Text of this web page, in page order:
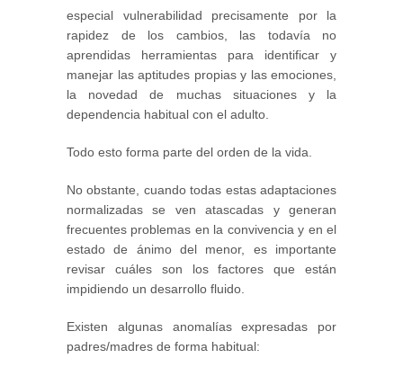
especial vulnerabilidad precisamente por la
rapidez de los cambios, las todavía no
aprendidas herramientas para identificar y
manejar las aptitudes propias y las emociones,
la novedad de muchas situaciones y la
dependencia habitual con el adulto.
Todo esto forma parte del orden de la vida.
No obstante, cuando todas estas adaptaciones
normalizadas se ven atascadas y generan
frecuentes problemas en la convivencia y en el
estado de ánimo del menor, es importante
revisar cuáles son los factores que están
impidiendo un desarrollo fluido.
Existen algunas anomalías expresadas por
padres/madres de forma habitual: